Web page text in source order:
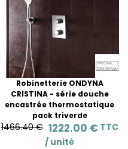
Robinetterie ONDYNA
CRISTINA - série douche
encastrée thermostatique
pack triverde
1466.40 € 1222.00 € TTC
/ unité